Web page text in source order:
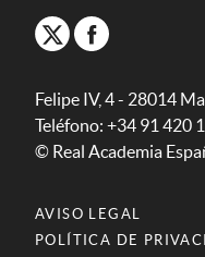
Felipe IV, 4 - 28014
Teléfono: +34 91 420
© Real Academia
AVISO LEGAL
POLÍTICA DE